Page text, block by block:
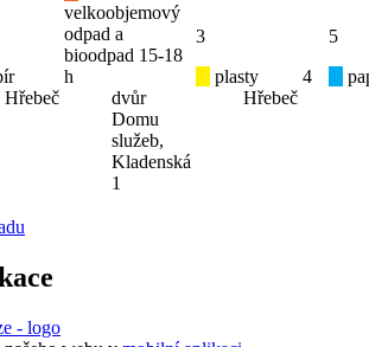
Hřebeč
velkoobjemový
odpad a
bioodpad 15-18
h
dvůr
Domu
služeb,
Kladenská
1
3
plasty
Hřebeč
4
5